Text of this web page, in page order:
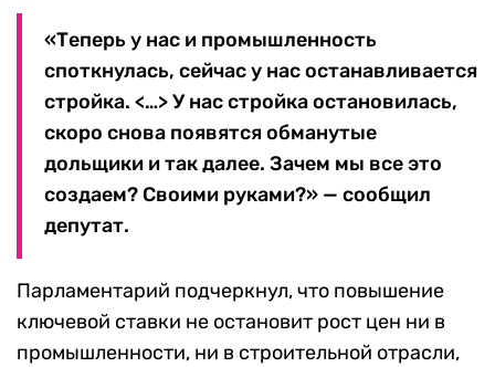
«Теперь у нас и промышленность
споткнулась, сейчас у нас останавливается
стройка. <…> У нас стройка остановилась,
скоро снова появятся обманутые
дольщики и так далее. Зачем мы все это
создаем? Своими руками?» — сообщил
депутат.
Парламентарий подчеркнул, что повышение
ключевой ставки не остановит рост цен ни в
промышленности, ни в строительной отрасли,